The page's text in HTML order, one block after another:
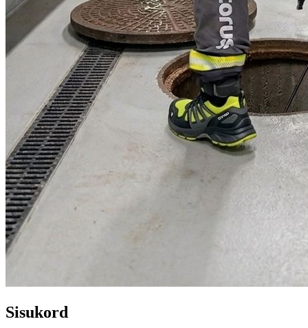
Sisukord